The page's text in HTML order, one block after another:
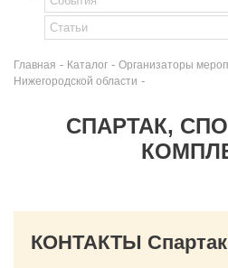
Главная - Каталог - Организаторы
Нижегородской области -
СПАРТАК,